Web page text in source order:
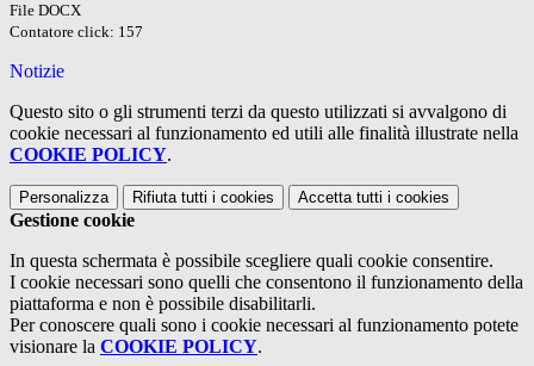
File DOCX
Contatore click: 157
Notizie
Questo sito o gli strumenti terzi da questo utilizzati si avvalgono di
cookie necessari al funzionamento ed utili alle finalità illustrate nella
COOKIE POLICY.
Personalizza Rifiuta tutti i cookies Accetta tutti i cookies
Gestione cookie
In questa schermata è possibile scegliere quali cookie consentire.
I cookie necessari sono quelli che consentono il funzionamento della
piattaforma e non è possibile disabilitarli.
Per conoscere quali sono i cookie necessari al funzionamento potete
visionare la COOKIE POLICY.